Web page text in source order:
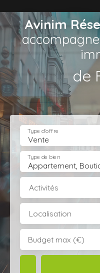
Avinim
de
Vente
Type d'offre
Type de bien
Activités
Localisation
Budget max (€)